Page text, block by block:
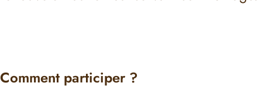
Comment participer ?